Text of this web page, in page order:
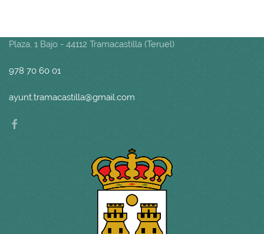
Plaza, 1 Bajo - 44112 Tramacastilla (Teruel)
978 70 60 01
ayunt.tramacastilla@gmail.com